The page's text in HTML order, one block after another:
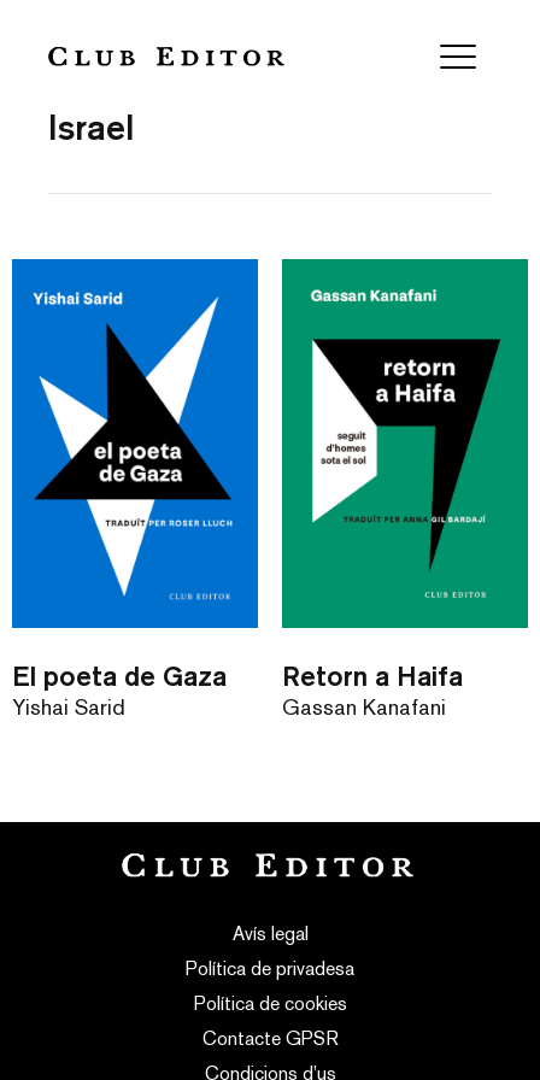
Israel
El poeta de Gaza
Yishai Sarid
Retorn a Haifa
Gassan Kanafani
Avís legal
Política de privadesa
Política de cookies
Contacte GPSR
Condicions d’us